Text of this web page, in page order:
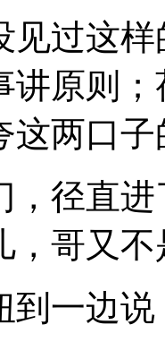
过这样
讲原则
这两口子
径直进
，哥又
一边说